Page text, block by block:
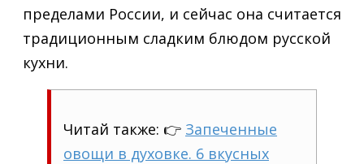
пределами России, и сейчас она считается
традиционным сладким блюдом русской
кухни.
Читай также: 👉 Запеченные
овощи в духовке. 6 вкусных